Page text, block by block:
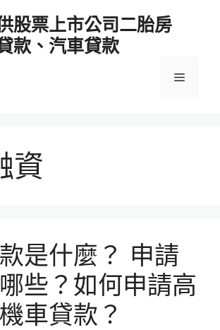
股票上市公司二胎房
款、汽車貸款
選
資
是什麼？ 申請
些？如何申請高
車貸款？